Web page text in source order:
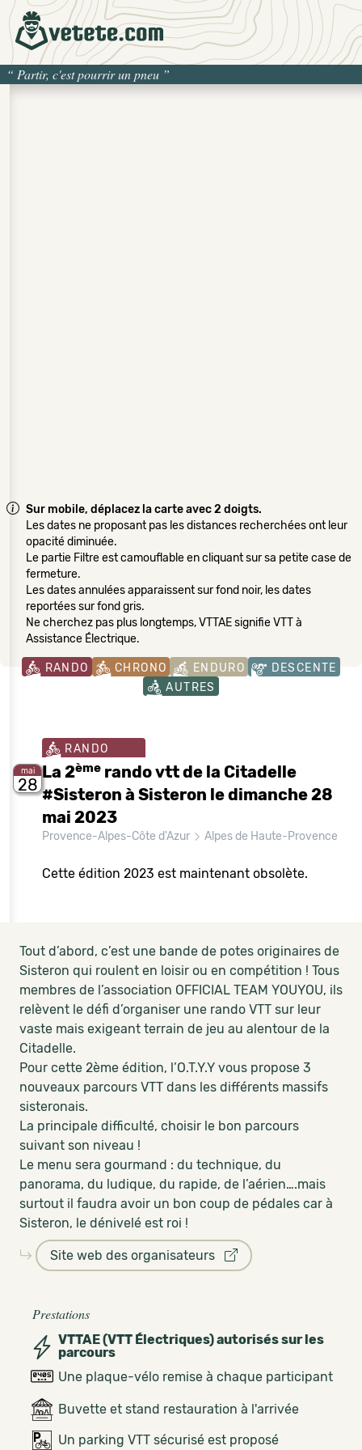
“ Partir, c'est pourrir un pneu ”
Sur mobile, déplacez la carte avec 2 doigts.
Les dates ne proposant pas les distances recherchées ont leur
opacité diminuée.
Le partie Filtre est camouflable en cliquant sur sa petite case de
fermeture.
Les dates annulées apparaissent sur fond noir, les dates
reportées sur fond gris.
Ne cherchez pas plus longtemps, VTTAE signifie VTT à
Assistance Électrique.
RANDO CHRONO ENDURO
DESCENTE
AUTRES
mai
28
RANDO
La 2ème rando vtt de la Citadelle
#Sisteron à Sisteron le dimanche 28
mai 2023
Provence-Alpes-Côte d'Azur Alpes de Haute-Provence
Cette édition 2023 est maintenant obsolète.
Tout d’abord, c’est une bande de potes originaires de
Sisteron qui roulent en loisir ou en compétition ! Tous
membres de l’association OFFICIAL TEAM YOUYOU, ils
relèvent le défi d’organiser une rando VTT sur leur
vaste mais exigeant terrain de jeu au alentour de la
Citadelle.
Pour cette 2ème édition, l’O.T.Y.Y vous propose 3
nouveaux parcours VTT dans les différents massifs
sisteronais.
La principale difficulté, choisir le bon parcours
suivant son niveau !
Le menu sera gourmand : du technique, du
panorama, du ludique, du rapide, de l’aérien….mais
surtout il faudra avoir un bon coup de pédales car à
Sisteron, le dénivelé est roi !
Site web des organisateurs
Prestations
VTTAE (VTT Électriques) autorisés sur les
parcours
Une plaque-vélo remise à chaque participant
Buvette et stand restauration à l'arrivée
Un parking VTT sécurisé est proposé